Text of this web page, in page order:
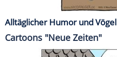
Alltäglicher Humor und Vögel
Cartoons "Neue Zeiten"